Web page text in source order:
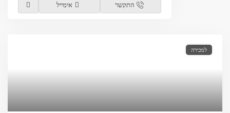
התקשר אימייל
למכירה